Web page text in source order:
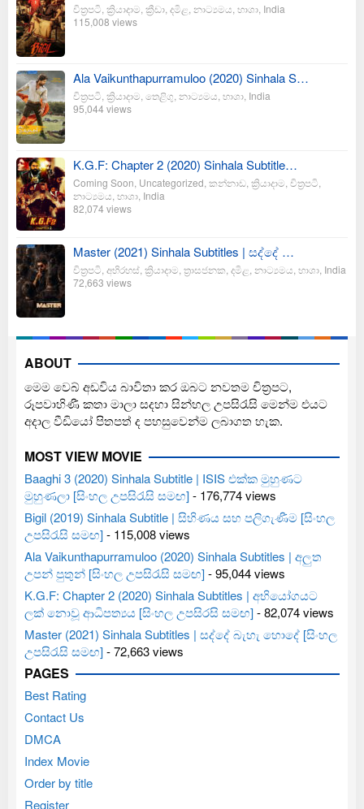
චිත්‍රපටි ක්‍රියාදාම ක්‍රීඩා දමිළ නාට්‍යමය භාශා India
115,008 views
Ala Vaikunthapurramuloo (2020) Sinhala S…
චිත්‍රපටි ක්‍රියාදාම තෙළිගු නාට්‍යමය භාශා India
95,044 views
K.G.F: Chapter 2 (2020) Sinhala Subtitle…
Coming Soon Uncategorized කන්නාඩ ක්‍රියාදාම චිත්‍රපටි
නාට්‍යමය භාශා India
82,074 views
Master (2021) Sinhala Subtitles | සද්දේ …
චිත්‍රපටි අභිරහස් ක්‍රියාදාම ත්‍රාසජනක දමිළ නාට්‍යමය භාශා India
72,663 views
ABOUT
මෙම වෙබ් අඩවිය බාවිතා කර ඔබට නවතම චිත්‍රපට,
රූපවාහිණී කතා මාලා සදහා සින්හල උපසිරැසි මෙන්ම එයට
අදාල වීඩියෝ පිතපත් ද පහසුවෙන්ම ලබාගත හැක.
MOST VIEW MOVIE
Baaghi 3 (2020) Sinhala Subtitle | ISIS එක්ක මුහුණට
මුහුණලා [සිංහල උපසිරැසි සමඟ]- 176,774 views
Bigil (2019) Sinhala Subtitle | සිහිණය සහ පලිගැණීම [සිංහල
උපසිරැසි සමඟ]- 115,008 views
Ala Vaikunthapurramuloo (2020) Sinhala Subtitles | අලුත
උපන් පුතුන් [සිංහල උපසිරැසි සමඟ]- 95,044 views
K.G.F: Chapter 2 (2020) Sinhala Subtitles | අභියෝගයට
ලක් නොවූ ආධිපත්‍යය [සිංහල උපසිරසි සමඟ]- 82,074 views
Master (2021) Sinhala Subtitles | සද්දේ බැහැ හොදේ [සිංහල
උපසිරැසි සමඟ]- 72,663 views
PAGES
Best Rating
Contact Us
DMCA
Index Movie
Order by title
Register